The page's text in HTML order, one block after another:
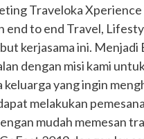
Traveloka
end to end Travel,
kerjasama ini. Menjadi
dengan misi kami
yang ingin
melakukan
mudah memesan